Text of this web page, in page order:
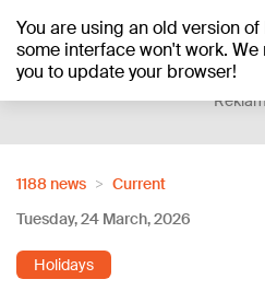
You are using an old version
some interface won't work.
you to update your browser!
+18°C
1188 news
Current
Tuesday, 24 March, 2026
Holidays